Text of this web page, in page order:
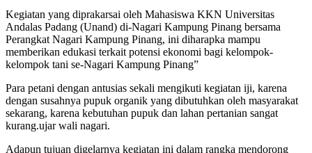
Kegiatan yang diprakarsai oleh Mahasiswa KKN Universitas
Andalas Padang (Unand) di-Nagari Kampung Pinang bersama
Perangkat Nagari Kampung Pinang, ini diharapka mampu
memberikan edukasi terkait potensi ekonomi bagi kelompok-
kelompok tani se-Nagari Kampung Pinang”
Para petani dengan antusias sekali mengikuti kegiatan iji, karena
dengan susahnya pupuk organik yang dibutuhkan oleh masyarakat
sekarang, karena kebutuhan pupuk dan lahan pertanian sangat
kurang.ujar wali nagari.
Adapun tujuan digelarnya kegiatan ini dalam rangka mendorong